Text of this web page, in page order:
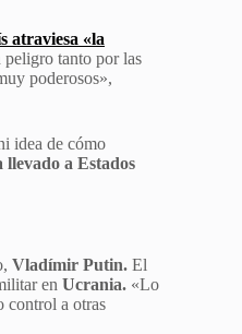
atraviesa «la
peligro tanto por las
poderosos»,
idea de cómo
llevado a Estados
Vladímir Putin. El
en Ucrania. «Lo
control a otras